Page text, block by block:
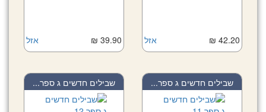
אזל 42.20 ₪ אזל 39.90 ₪
שבילים חדשים ג ספר... שבילים חדשים ג ספר...